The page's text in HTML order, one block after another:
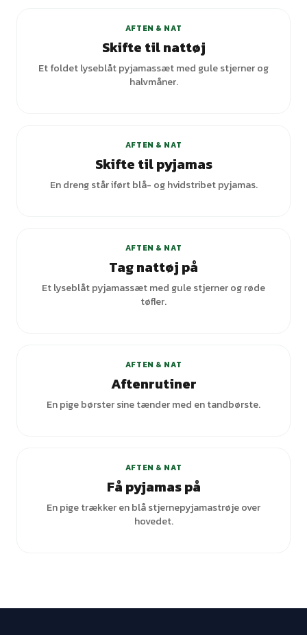
AFTEN & NAT
Skifte til nattøj
Et foldet lyseblåt pyjamassæt med gule stjerner og
halvmåner.
AFTEN & NAT
Skifte til pyjamas
En dreng står iført blå- og hvidstribet pyjamas.
AFTEN & NAT
Tag nattøj på
Et lyseblåt pyjamassæt med gule stjerner og røde
tøfler.
AFTEN & NAT
Aftenrutiner
En pige børster sine tænder med en tandbørste.
AFTEN & NAT
Få pyjamas på
En pige trækker en blå stjernepyjamastrøje over
hovedet.